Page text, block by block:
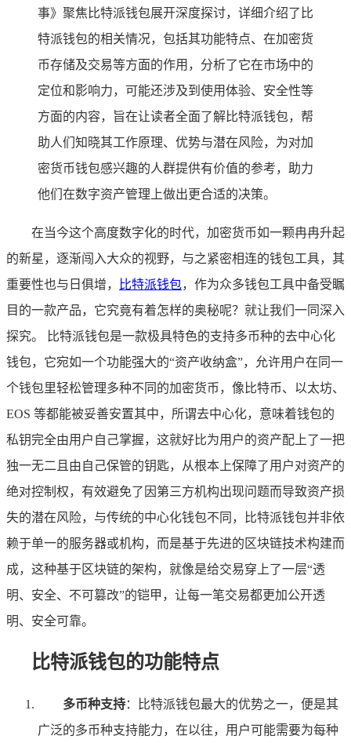
事》聚焦比特派钱包展开深度探讨，详细介绍了比
特派钱包的相关情况，包括其功能特点、在加密货
币存储及交易等方面的作用，分析了它在市场中的
定位和影响力，可能还涉及到使用体验、安全性等
方面的内容，旨在让读者全面了解比特派钱包，帮
助人们知晓其工作原理、优势与潜在风险，为对加
密货币钱包感兴趣的人群提供有价值的参考，助力
他们在数字资产管理上做出更合适的决策。
在当今这个高度数字化的时代，加密货币如一颗冉冉升起
的新星，逐渐闯入大众的视野，与之紧密相连的钱包工具，其
重要性也与日俱增，
比特派钱包，作为众多钱包工具中备受瞩
目的一款产品，它究竟有着怎样的奥秘呢？就让我们一同深入
探究。 比特派钱包是一款极具特色的支持多币种的去中心化
钱包，它宛如一个功能强大的“资产收纳盒”，允许用户在同一
个钱包里轻松管理多种不同的加密货币，像比特币、以太坊、
EOS 等都能被妥善安置其中，所谓去中心化，意味着钱包的
私钥完全由用户自己掌握，这就好比为用户的资产配上了一把
独一无二且由自己保管的钥匙，从根本上保障了用户对资产的
绝对控制权，有效避免了因第三方机构出现问题而导致资产损
失的潜在风险，与传统的中心化钱包不同，比特派钱包并非依
赖于单一的服务器或机构，而是基于先进的区块链技术构建而
成，这种基于区块链的架构，就像是给交易穿上了一层“透
明、安全、不可篡改”的铠甲，让每一笔交易都更加公开透
明、安全可靠。
比特派钱包的功能特点
多币种支持：比特派钱包最大的优势之一，便是其
广泛的多币种支持能力，在以往，用户可能需要为每种